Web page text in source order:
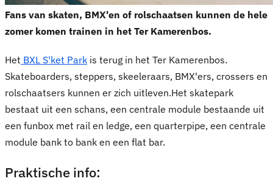
Fans van skaten, BMX'en of rolschaatsen kunnen de hele
zomer komen trainen in het Ter Kamerenbos.
Het BXL S'ket Park is terug in het Ter Kamerenbos.
Skateboarders, steppers, skeeleraars, BMX'ers, crossers en
rolschaatsers kunnen er zich uitleven.Het skatepark
bestaat uit een schans, een centrale module bestaande uit
een funbox met rail en ledge, een quarterpipe, een centrale
module bank to bank en een flat bar.
Praktische info: